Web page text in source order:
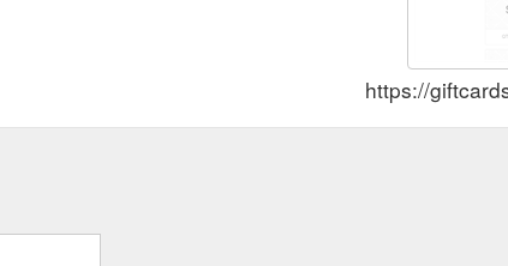
https://